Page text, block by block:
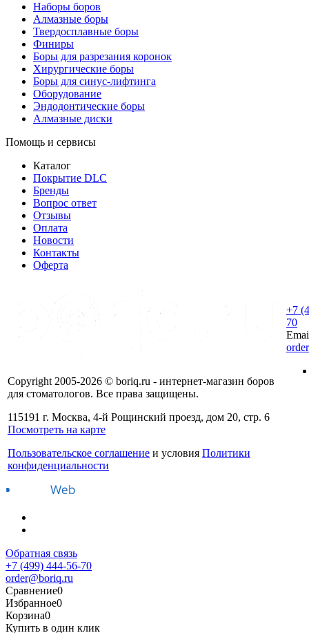
Наборы боров
Алмазные боры
Твердосплавные боры
Финиры
Боры для разрезания коронок
Хирургические боры
Боры для синус-лифтинга
Оборудование
Эндодонтические боры
Алмазные диски
Помощь и сервисы
Каталог
Покрытие DLC
Бренды
Вопрос ответ
Отзывы
Оплата
Новости
Контакты
Оферта
Copyright 2005-2026 © boriq.ru - интернет-магазин боров
для стоматологов. Все права защищены.
115191 г. Москва, 4-й Рощинский проезд, дом 20, стр. 6
Посмотреть на карте
Пользовательское соглашение и условия Политики
конфиденциальности
+7
70
Обратная связь
+7 (499) 444-56-70
order@boriq.ru
Сравнение0
Избранное0
Корзина0
Купить в один клик